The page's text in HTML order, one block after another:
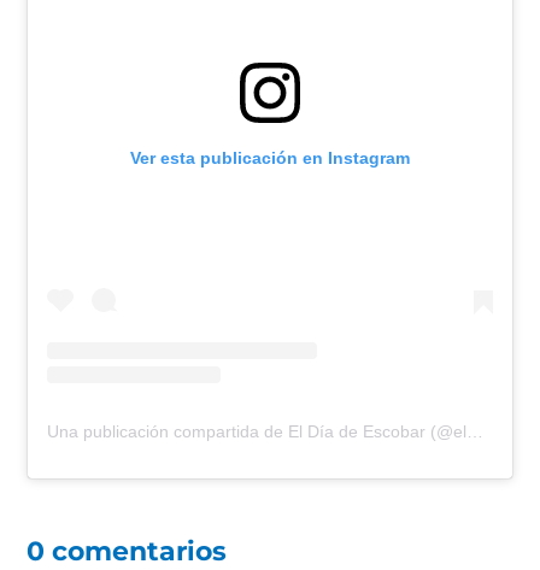
Ver esta publicación en Instagram
Una publicación compartida de El Día de Escobar (@eldiadeescobar)
0 comentarios